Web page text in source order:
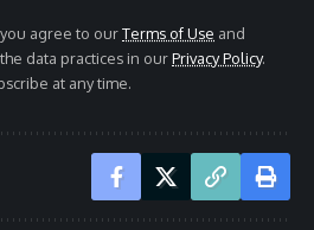
agree to ourTerms of Use and
data practices in ourPrivacy Policy.
at any time.